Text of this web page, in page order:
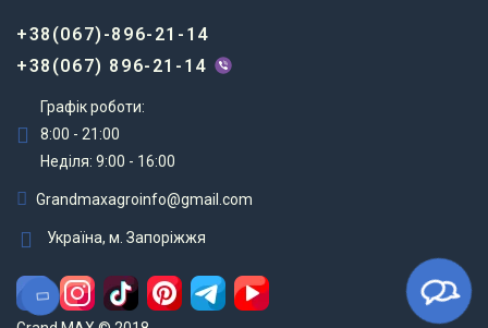
+38(067)-896-21-14
+38(067) 896-21-14
Графік роботи:
8:00 - 21:00
Неділя: 9:00 - 16:00
Grandmaxagroinfo@gmail.com
Україна, м. Запоріжжя